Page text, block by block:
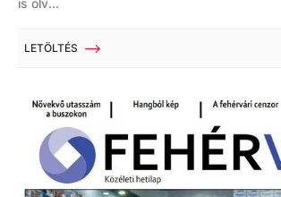
is olv...
LETÖLTÉS